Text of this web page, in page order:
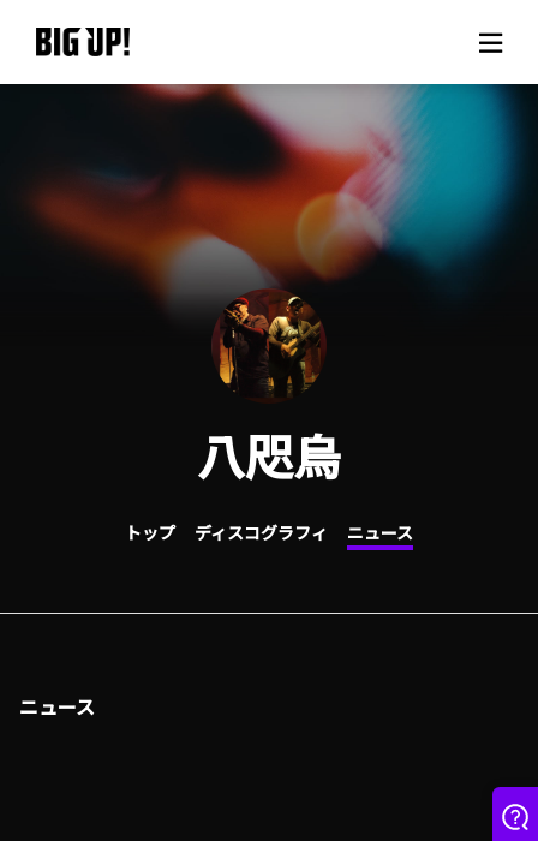
BIG UP!について
ニュース
料金プラン
サポート
ご利用の流れ
よくある質問
八咫烏
トップ ディスコグラフィ ニュース
ニュース